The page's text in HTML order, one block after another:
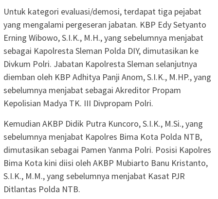
Untuk kategori evaluasi/demosi, terdapat tiga pejabat
yang mengalami pergeseran jabatan. KBP Edy Setyanto
Erning Wibowo, S.I.K., M.H., yang sebelumnya menjabat
sebagai Kapolresta Sleman Polda DIY, dimutasikan ke
Divkum Polri. Jabatan Kapolresta Sleman selanjutnya
diemban oleh KBP Adhitya Panji Anom, S.I.K., M.HP., yang
sebelumnya menjabat sebagai Akreditor Propam
Kepolisian Madya TK. III Divpropam Polri.
Kemudian AKBP Didik Putra Kuncoro, S.I.K., M.Si., yang
sebelumnya menjabat Kapolres Bima Kota Polda NTB,
dimutasikan sebagai Pamen Yanma Polri. Posisi Kapolres
Bima Kota kini diisi oleh AKBP Mubiarto Banu Kristanto,
S.I.K., M.M., yang sebelumnya menjabat Kasat PJR
Ditlantas Polda NTB.